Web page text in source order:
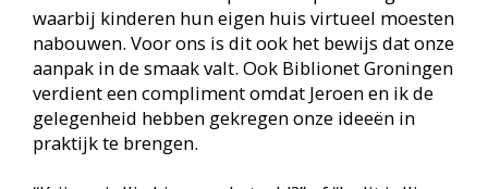
Spelenderwijs leren
Waar het in de toekomst heen gaat? Dat is
natuurlijk altijd een vraag. Maar Jolanda heeft
daarover zeker al ideeën. ‘Scoor een Boek! is in
2012 opgezet in Groningen en werd daarna
uitgerold over het hele land. Dat zelfde geldt voor
Vakantielezen. Ook ooit gestart in Groningen en
uitgegroeid van lokale naar landelijke activiteit.